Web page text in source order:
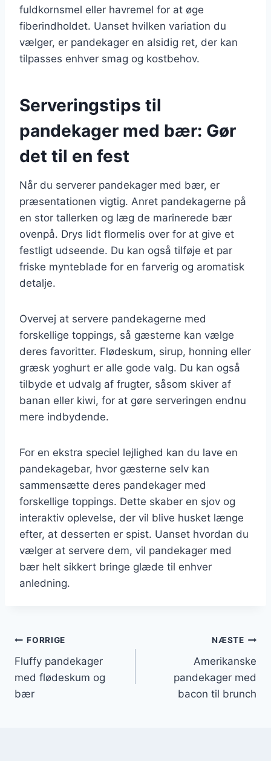
fuldkornsmel eller havremel for at øge
fiberindholdet. Uanset hvilken variation du
vælger, er pandekager en alsidig ret, der kan
tilpasses enhver smag og kostbehov.
Serveringstips til
pandekager med bær: Gør
det til en fest
Når du serverer pandekager med bær, er
præsentationen vigtig. Anret pandekagerne på
en stor tallerken og læg de marinerede bær
ovenpå. Drys lidt flormelis over for at give et
festligt udseende. Du kan også tilføje et par
friske mynteblade for en farverig og aromatisk
detalje.
Overvej at servere pandekagerne med
forskellige toppings, så gæsterne kan vælge
deres favoritter. Flødeskum, sirup, honning eller
græsk yoghurt er alle gode valg. Du kan også
tilbyde et udvalg af frugter, såsom skiver af
banan eller kiwi, for at gøre serveringen endnu
mere indbydende.
For en ekstra speciel lejlighed kan du lave en
pandekagebar, hvor gæsterne selv kan
sammensætte deres pandekager med
forskellige toppings. Dette skaber en sjov og
interaktiv oplevelse, der vil blive husket længe
efter, at desserten er spist. Uanset hvordan du
vælger at servere dem, vil pandekager med
bær helt sikkert bringe glæde til enhver
anledning.
Indlægsnavigation
FORRIGE
Fluffy pandekager
med flødeskum og
bær
NÆSTE
Amerikanske
pandekager med
bacon til brunch